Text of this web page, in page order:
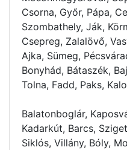
Csorna, Győr, Pápa,
Szombathely, Ják,
Csepreg, Zalalövő,
Ajka, Sümeg,
Bonyhád, Bátaszék,
Tolna, Fadd, Paks,
Balatonboglár,
Kadarkút, Barcs,
Siklós, Villány, Bóly,